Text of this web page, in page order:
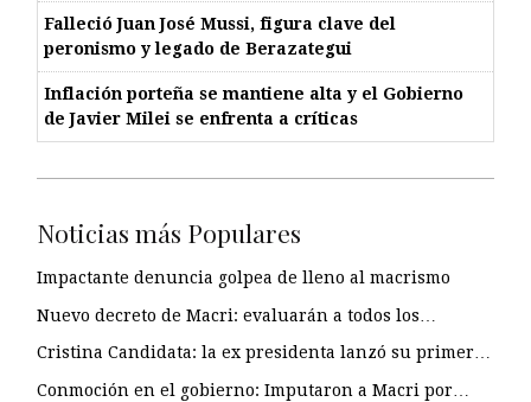
Falleció Juan José Mussi, figura clave del
peronismo y legado de Berazategui
Inflación porteña se mantiene alta y el Gobierno
de Javier Milei se enfrenta a críticas
Noticias más Populares
Impactante denuncia golpea de lleno al macrismo
Nuevo decreto de Macri: evaluarán a todos los…
Cristina Candidata: la ex presidenta lanzó su primer…
Conmoción en el gobierno: Imputaron a Macri por…